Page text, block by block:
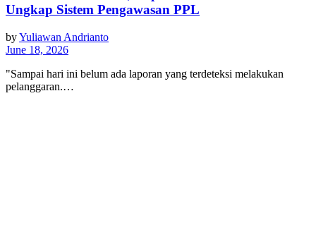
Ungkap Sistem Pengawasan PPL
byYuliawan Andrianto
June 18, 2026
"Sampai hari ini belum ada laporan yang terdeteksi melakukan
pelanggaran.…